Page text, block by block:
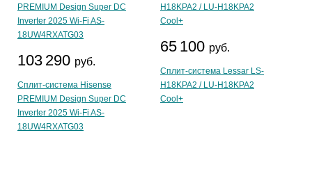
103 290 руб.
Сплит-система Hisense
PREMIUM Design Super DC
Inverter 2025 Wi-Fi AS-
18UW4RXATG03
65 100 руб.
Сплит-система Lessar LS-
H18KPA2 / LU-H18KPA2
Cool+